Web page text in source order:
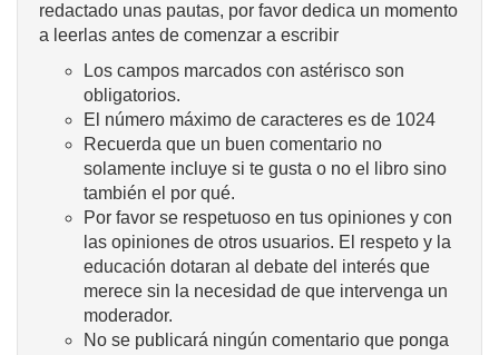
redactado unas pautas, por favor dedica un momento
a leerlas antes de comenzar a escribir
Los campos marcados con astérisco son
obligatorios.
El número máximo de caracteres es de 1024
Recuerda que un buen comentario no
solamente incluye si te gusta o no el libro sino
también el por qué.
Por favor se respetuoso en tus opiniones y con
las opiniones de otros usuarios. El respeto y la
educación dotaran al debate del interés que
merece sin la necesidad de que intervenga un
moderador.
No se publicará ningún comentario que ponga